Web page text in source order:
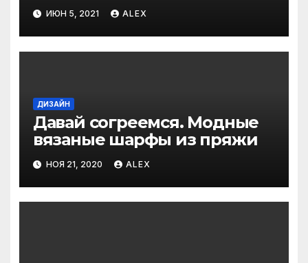
ИЮН 5, 2021 ALEX
ДИЗАЙН
Давай согреемся. Модные
вязаные шарфы из пряжи
НОЯ 21, 2020 ALEX